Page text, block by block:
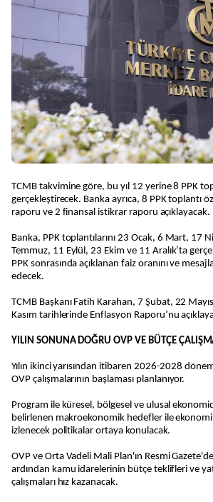
TCMB takvimine göre, bu yıl 12 yerine 8 PPK
gerçekleştirecek. Banka ayrıca, 8 PPK toplantı
raporu ve 2 finansal istikrar raporu açıklayacak.
Banka, PPK toplantılarını 23 Ocak, 6 Mart, 17
Temmuz, 11 Eylül, 23 Ekim ve 11 Aralık’ta
PPK sonrasında açıklanan faiz oranını ve
edecek.
TCMB Başkanı Fatih Karahan, 7 Şubat, 22
Kasım tarihlerinde Enflasyon Raporu’nu
YILIN SONUNA DOĞRU OVP VE BÜTÇE
Yılın ikinci yarısından itibaren 2026-2028
OVP çalışmalarının başlaması planlanıyor.
Program ile küresel, bölgesel ve ulusal
belirlenen makroekonomik hedefler ile
izlenecek politikalar ortaya konulacak.
OVP ve Orta Vadeli Mali Plan'ın Resmi
ardından kamu idarelerinin bütçe teklifleri ve
çalışmaları hız kazanacak.